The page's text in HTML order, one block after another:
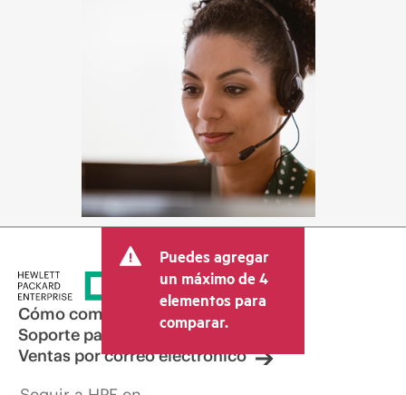
Puedes agregar
un máximo de 4
elementos para
comparar.
Cómo comprar
Soporte para productos
Ventas por correo electrónico